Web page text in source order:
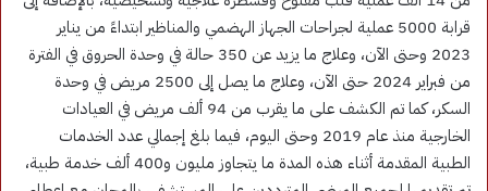
قرابة 5000 عملية لجراحات الجهاز الهضمي والمناظير ابتداءً من يناير
2023 وحتى الآن، وعلاج ما يزيد عن 350 حالة في وحدة الحروق في الفترة
من فبراير 2024 حتى الآن، وعلاج ما يصل إلى 2500 مريض في وحدة
السكر، كما تم الكشف على ما يقرب من 94 ألف مريض في العيادات
الخارجية منذ عام 2019 وحتى اليوم، فيما بلغ إجمالي عدد الخدمات
الطبية المقدمة أثناء هذه المدة ما يتجاوز مليون و400 ألف خدمة طبية،